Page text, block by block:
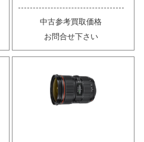
中古参考買取価格
お問合せ下さい